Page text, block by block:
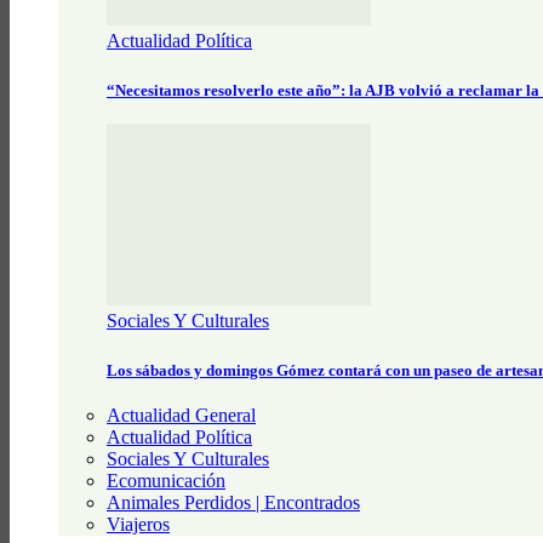
Actualidad Política
“Necesitamos resolverlo este año”: la AJB volvió a reclamar
Sociales Y Culturales
Los sábados y domingos Gómez contará con un paseo de
Actualidad General
Actualidad Política
Sociales Y Culturales
Ecomunicación
Animales Perdidos | Encontrados
Viajeros